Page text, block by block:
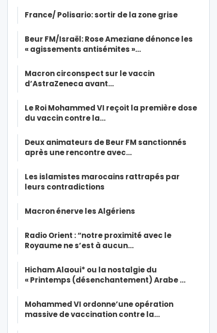
France/ Polisario: sortir de la zone grise
Beur FM/Israël: Rose Ameziane dénonce les
« agissements antisémites »…
Macron circonspect sur le vaccin
d’AstraZeneca avant…
Le Roi Mohammed VI reçoit la première dose
du vaccin contre la…
Deux animateurs de Beur FM sanctionnés
après une rencontre avec…
Les islamistes marocains rattrapés par
leurs contradictions
Macron énerve les Algériens
Radio Orient : “notre proximité avec le
Royaume ne s’est à aucun…
Hicham Alaoui* ou la nostalgie du
« Printemps (désenchantement) Arabe …
Mohammed VI ordonne’une opération
massive de vaccination contre la…